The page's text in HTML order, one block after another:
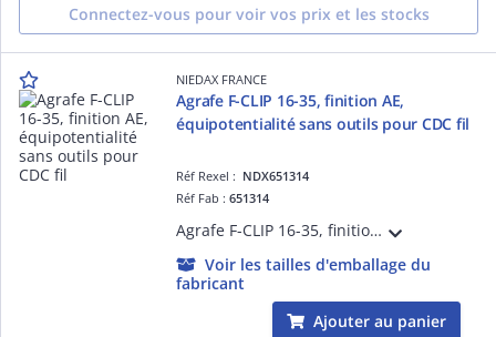
Connectez-vous pour voir vos prix et les stocks
NIEDAX FRANCE
Agrafe F-CLIP 16-35, finition AE,
équipotentialité sans outils pour CDC fil
Réf Rexel : NDX651314
Réf Fab :651314
Agrafe F-CLIP 16-35, finition Acier Etamé, réalisation rapide et sans outils de l'équipotentialité des chemins de câbles fil.
Voir les tailles d'emballage du
fabricant
Ajouter au panier